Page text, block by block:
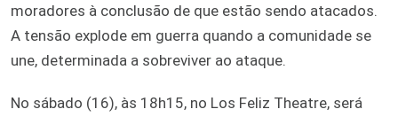
moradores à conclusão de que estão sendo atacados.
A tensão explode em guerra quando a comunidade se
une, determinada a sobreviver ao ataque.
No sábado (16), às 18h15, no Los Feliz Theatre, será